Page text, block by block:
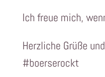
Ich freue mich,
Herzliche Grüße
#boerserockt